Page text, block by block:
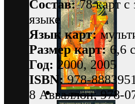
Состав:78 карт с
языке
Язык карт:
Размер карт:6,6
Год: 2000, 2005
ISBN:978-
8 Авваллон; 978-